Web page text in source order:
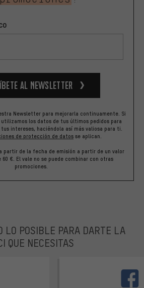
al newsletter
Newsletter para mejorarla continuamente. Si
los datos de tus últimos pedidos para
intereses, haciéndola así más valiosa para ti.
de protección de datos se aplican.
partir de la fecha de emisión a partir de un valor
60 €. El vale no se puede combinar con otras
promociones.
LO POSIBLE PARA DARTE LA
QUE NECESITAS